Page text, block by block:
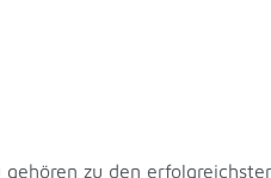
gehören zu den